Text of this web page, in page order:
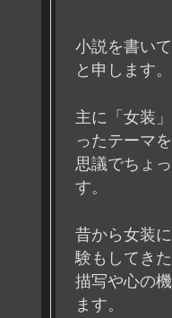
小説を書い
と申します。
主に「女装
ったテーマ
思議でちょ
す。
昔から女装
験もしてき
描写や心の
ます。